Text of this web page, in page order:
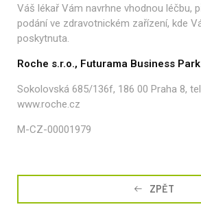
Váš lékař Vám navrhne vhodnou léčbu,
podáníve zdravotnickém zařízení, kde
poskytnuta.
Roche s.r.o., Futurama Business Park
Sokolovská 685/136f, 186 00 Praha 8,
www.roche.cz
M-CZ-00001979
ZPĚT